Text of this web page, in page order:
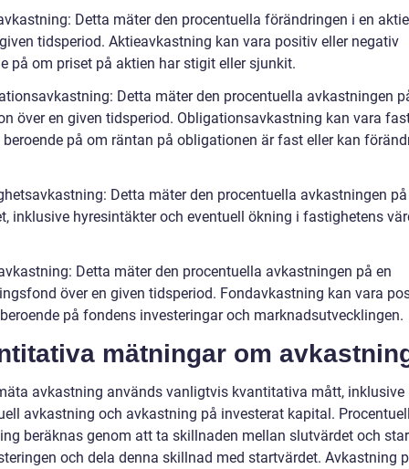
Detta mäter den procentuella förändringen i en
tidsperiod. Aktieavkastning kan vara positiv eller negativ
på om priset på aktien har stigit eller sjunkit.
Detta mäter den procentuella avkastningen
över en given tidsperiod. Obligationsavkastning kan vara
på om räntan på obligationen är fast eller kan
Detta mäter den procentuella avkastningen
inklusive hyresintäkter och eventuell ökning i fastighetens
Detta mäter den procentuella avkastningen på en
över en given tidsperiod. Fondavkastning kan vara
på fondens investeringar och marknadsutvecklingen.
mätningar om
avkastning används vanligtvis kvantitativa mått, inklusive
avkastning och avkastning på investerat kapital.
beräknas genom att ta skillnaden mellan slutvärdet och
och dela denna skillnad med startvärdet. Avkastning